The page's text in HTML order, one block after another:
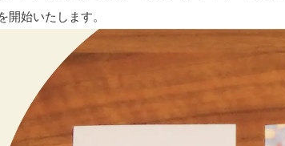
始いたします。